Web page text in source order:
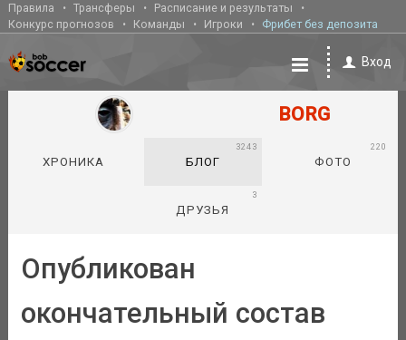
Правила Трансферы
Расписание и результаты
Конкурс прогнозов
Команды Игроки Фрибет без депозита
Вход
BORG
ХРОНИКА БЛОГ
3243
ФОТО
220
ДРУЗЬЯ
3
Опубликован
окончательный состав